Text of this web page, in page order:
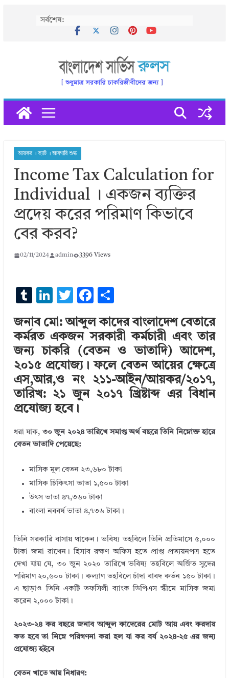
সর্বশেষ:
আয়কর । ভ্যাট । আবগারি শুল্ক
Income Tax Calculation for
Individual । একজন ব্যক্তির
প্রদেয় করের পরিমাণ কিভাবে
বের করব?
02/11/2024 admin 3396 Views
T
m
bl
r
Li
k
e
dI
n
T
it
te
r
F
e
b
o
o
k
ar
e
জনাব মো: আব্দুল কাদের বাংলাদেশ বেতারে
কর্মরত একজন সরকারী কর্মচারী এবং তার
জন্য চাকরি (বেতন ও ভাতাদি) আদেশ,
২০১৫ প্রযোজ্য। ফলে বেতন আয়ের ক্ষেত্রে
এস,আর,ও নং ২১১-আইন/আয়কর/২০১৭,
তারিখ: ২১ জুন ২০১৭ খ্রিষ্টাব্দ এর বিধান
প্রযোজ্য হবে।
ধরা যাক, ৩০ জুন ২০২৪ তারিখে সমাপ্ত অর্থ বছরে তিনি নিম্নোক্ত হারে
বেতন ভাতাদি পেয়েছে:
মাসিক মুল বেতন ২৩,৬৮০ টাকা
মাসিক চিকিৎসা ভাতা ১,৫০০ টাকা
উৎস ভাতা ৪৭,৩৬০ টাকা
বাংলা নববর্ষ ভাতা ৪,৭৩৬ টাকা।
তিনি সরকারি বাসায় থাকেন। ভবিষ্য তহবিলে তিনি প্রতিমাসে ৫,০০০
টাকা জমা রাখেন। হিসাব রক্ষণ অফিস হতে প্রাপ্ত প্রত্যয়নপত্র হতে
দেখা যায় যে, ৩০ জুন ২০২০ তারিখে ভবিষ্য তহবিলে অর্জিত সুদের
পরিমাণ ২০,৬০০ টাকা। কল্যাণ তহবিলে চাঁদা বাবদ কর্তন ১৫০ টাকা।
এ ছাড়াও তিনি একটি তফসিলী ব্যাংক ডিপিএস স্কীমে মাসিক জমা
করেন ২,০০০ টাকা।
২০২৩-২৪ কর বছরে জনাব আব্দুল কাদেরের মোট আয় এবং করদায়
কত হবে তা নিম্নে পরিগণনা করা হল যা কর বর্ষ ২০২৪-২৫ এর জন্য
প্রযোজ্য হইবে
বেতন খাতে আয় নিধারণ: